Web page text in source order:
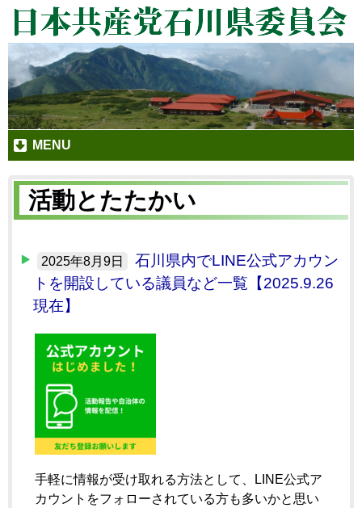
MENU
活動とたたかい
2025年8月9日
石川県内でLINE公式アカウン
トを開設している議員など一覧【2025.9.26
現在】
手軽に情報が受け取れる方法として、LINE公式ア
カウントをフォローされている方も多いかと思い